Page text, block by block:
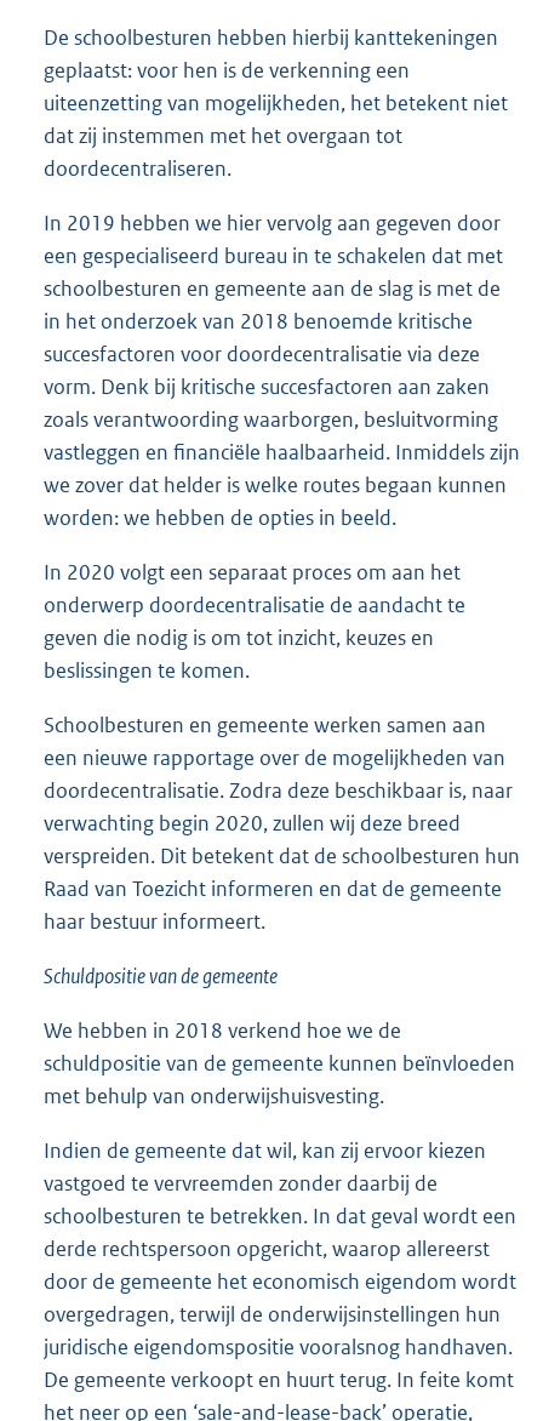
De schoolbesturen hebben hierbij kanttekeningen
geplaatst: voor hen is de verkenning een
uiteenzetting van mogelijkheden, het betekent niet
dat zij instemmen met het overgaan tot
doordecentraliseren.
In 2019 hebben we hier vervolg aan gegeven door
een gespecialiseerd bureau in te schakelen dat met
schoolbesturen en gemeente aan de slag is met de
in het onderzoek van 2018 benoemde kritische
succesfactoren voor doordecentralisatie via deze
vorm. Denk bij kritische succesfactoren aan zaken
zoals verantwoording waarborgen, besluitvorming
vastleggen en financiële haalbaarheid. Inmiddels zijn
we zover dat helder is welke routes begaan kunnen
worden: we hebben de opties in beeld.
In 2020 volgt een separaat proces om aan het
onderwerp doordecentralisatie de aandacht te
geven die nodig is om tot inzicht, keuzes en
beslissingen te komen.
Schoolbesturen en gemeente werken samen aan
een nieuwe rapportage over de mogelijkheden van
doordecentralisatie. Zodra deze beschikbaar is, naar
verwachting begin 2020, zullen wij deze breed
verspreiden. Dit betekent dat de schoolbesturen hun
Raad van Toezicht informeren en dat de gemeente
haar bestuur informeert.
Schuldpositie van de gemeente
We hebben in 2018 verkend hoe we de
schuldpositie van de gemeente kunnen beïnvloeden
met behulp van onderwijshuisvesting.
Indien de gemeente dat wil, kan zij ervoor kiezen
vastgoed te vervreemden zonder daarbij de
schoolbesturen te betrekken. In dat geval wordt een
derde rechtspersoon opgericht, waarop allereerst
door de gemeente het economisch eigendom wordt
overgedragen, terwijl de onderwijsinstellingen hun
juridische eigendomspositie vooralsnog handhaven.
De gemeente verkoopt en huurt terug. In feite komt
het neer op een ‘sale-and-lease-back’ operatie,